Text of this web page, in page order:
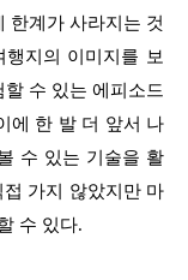
한계가 사라지는 것
지의 이미지를 보
수 있는 에피소드
에 한 발 더 앞서 나
수 있는 기술을 활
가지 않았지만 마
수 있다.